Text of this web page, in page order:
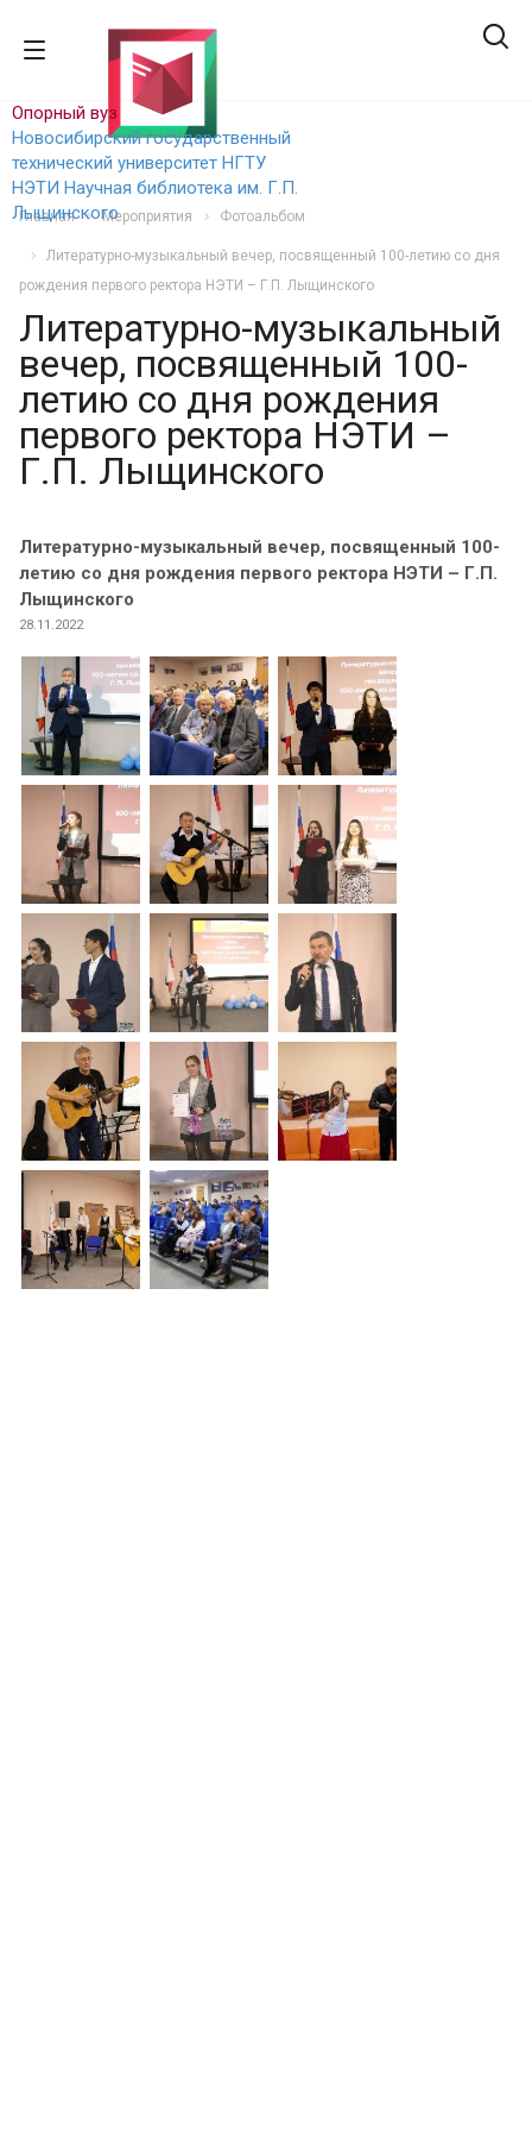
Опорный вуз
Новосибирский государственный
технический университет НГТУ
НЭТИ Научная библиотека им. Г.П.
Лыщинского
Главная Мероприятия Фотоальбом
Литературно-музыкальный вечер, посвященный 100-летию со дня
рождения первого ректора НЭТИ – Г.П. Лыщинского
Литературно-музыкальный
вечер, посвященный 100-
летию со дня рождения
первого ректора НЭТИ –
Г.П. Лыщинского
Литературно-музыкальный вечер, посвященный 100-
летию со дня рождения первого ректора НЭТИ – Г.П.
Лыщинского
28.11.2022